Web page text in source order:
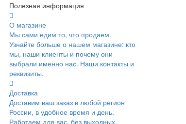
Полезная информация
О магазине
Мы сами едим то, что продаем.
Узнайте больше о нашем магазине: кто
мы, наши клиенты и почему они
выбрали именно нас. Наши контакты и
реквизиты.
Доставка
Доставим ваш заказ в любой регион
России, в удобное время и день.
Работаем для вас, без выходных.